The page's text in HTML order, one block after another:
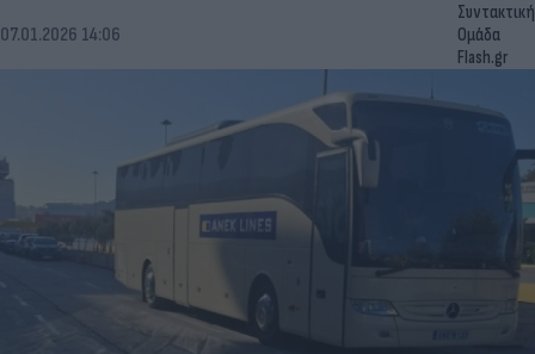
07.01.2026 14:06
Συντακτική
Ομάδα
Flash.gr